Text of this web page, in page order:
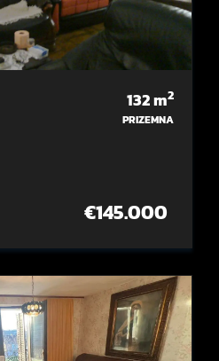
132m2
PRIZEMNA
€145.000